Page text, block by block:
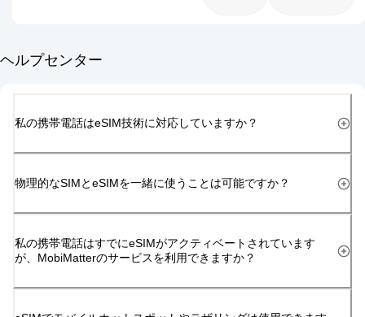
ヘルプセンター
私の携帯電話はeSIM技術に対応していますか？
物理的なSIMとeSIMを一緒に使うことは可能ですか？
私の携帯電話はすでにeSIMがアクティベートされています
が、MobiMatterのサービスを利用できますか？